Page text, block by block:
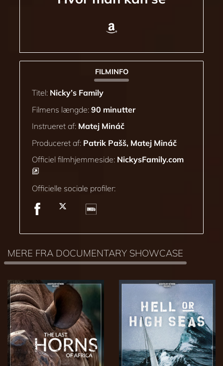
FILMINFO
Titel: Nicky’s Family
Filmens længde: 90 minutter
Instrueret af: Matej Mináč
Produceret af: Patrik Pašš, Matej Mináč
Officiel filmhjemmeside: NickysFamily.com
Officielle sociale profiler:
MERE FRA DOCUMENTARY SHOWCASE